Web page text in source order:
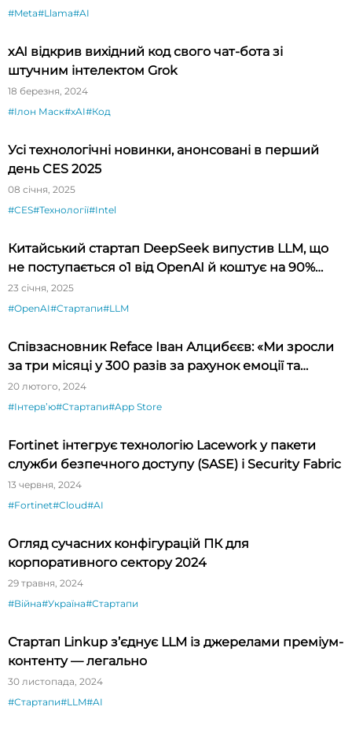
#Meta#Llama#AI
xAI відкрив вихідний код свого чат-бота зі
штучним інтелектом Grok
18 березня, 2024
#Ілон Маск#xAI#Код
Усі технологічні новинки, анонсовані в перший
день CES 2025
08 січня, 2025
#CES#Технології#Intel
Китайський стартап DeepSeek випустив LLM, що
не поступається o1 від OpenAI й коштує на 90%
дешевше
23 січня, 2025
#OpenAI#Стартапи#LLM
Співзасновник Reface Іван Алцибєєв: «Ми зросли
за три місяці у 300 разів за рахунок емоції та
новизни»
20 лютого, 2024
#Інтервʼю#Стартапи#App Store
Fortinet інтегрує технологію Lacework у пакети
служби безпечного доступу (SASE) і Security Fabric
13 червня, 2024
#Fortinet#Cloud#AI
Огляд сучасних конфігурацій ПК для
корпоративного сектору 2024
29 травня, 2024
#Війна#Україна#Стартапи
Стартап Linkup з’єднує LLM із джерелами преміум-
контенту — легально
30 листопада, 2024
#Стартапи#LLM#AI